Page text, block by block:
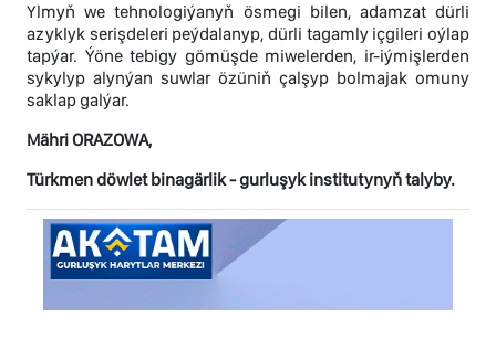
Ylmyň we tehnologiýanyň ösmegi bilen, adamzat dürli
azyklyk serişdeleri peýdalanyp, dürli tagamly içgileri oýlap
tapýar. Ýöne tebigy gömüşde miwelerden, ir-iýmişlerden
sykylyp alynýan suwlar özüniň çalşyp bolmajak omuny
saklap galýar.
Mähri ORAZOWA,
Türkmen döwlet binagärlik - gurluşyk institutynyň talyby.